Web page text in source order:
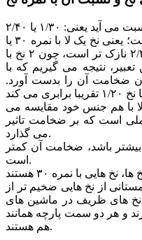
عدد ۱ یا ۲ در حقیقت تعداد لای نخ است؛ یعنی نخ یک لا با نمره ۳۰ یا
نخ دولا با نمره ۴۰. مسلما ۱/۴۰ از ۲/۴۰ نازک تر است، چون ۲ نخ با
تعبیر، نتیجه می گیریم که با
ضخامت آن را بدست آورد.
با هم جنس خود مقایسه می
است که بر ضخامت تاثیر
می گذارد.
باشد، ضخامت آن کمتر
است.
در پارچه های تریکو، پرمصرف ترین نخ ها، نخ هایی با نمره ۳۰ هستند
از نخ هایی ضخیم تر از
نخ های ظریف در ماشین های
و هر دو سمت پارچه همانند
هم هستند.